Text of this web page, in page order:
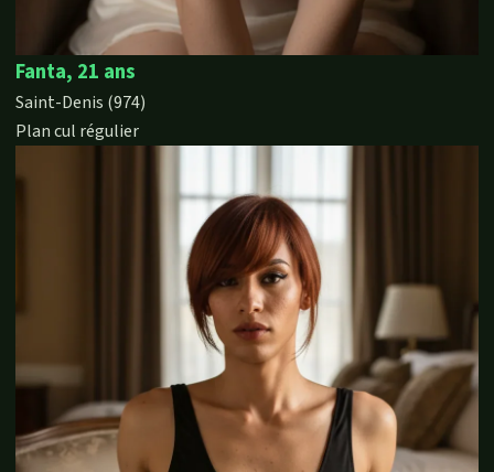
Fanta, 21 ans
Saint-Denis (974)
Plan cul régulier